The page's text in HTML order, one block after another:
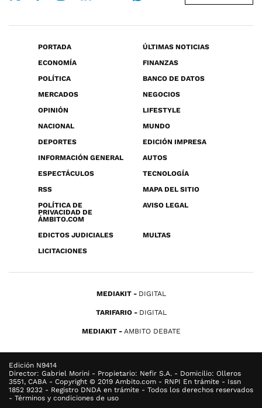
PORTADA
ÚLTIMAS NOTICIAS
ECONOMÍA
FINANZAS
POLÍTICA
BANCO DE DATOS
MERCADOS
NEGOCIOS
OPINIÓN
LIFESTYLE
NACIONAL
MUNDO
DEPORTES
EDICIÓN IMPRESA
INFORMACIÓN GENERAL
AUTOS
ESPECTÁCULOS
TECNOLOGÍA
RSS
MAPA DEL SITIO
POLÍTICA DE
PRIVACIDAD DE
ÁMBITO.COM
AVISO LEGAL
EDICTOS JUDICIALES
MULTAS
LICITACIONES
MEDIAKIT DIGITAL
TARIFARIO DIGITAL
MEDIAKIT AMBITO DEBATE
Edición N9414
Director: Gabriel Morini - Propietario: Nefir S.A. - Domicilio: Olleros
3551, CABA - Copyright © 2019 Ambito.com - RNPI En trámite - Issn
1852 9232 - Registro DNDA en trámite - Todos los derechos reservados
- Términos y condiciones de uso